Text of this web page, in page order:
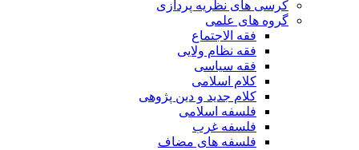
کرسی های نظریه پردازی
گروه های علمی
فقه الاجتماع
فقه نظام ولایی
فقه سیاسی
کلام اسلامی
کلام جدید و دین پژوهی
فلسفه اسلامی
فلسفه غرب
فلسفه های مضاف